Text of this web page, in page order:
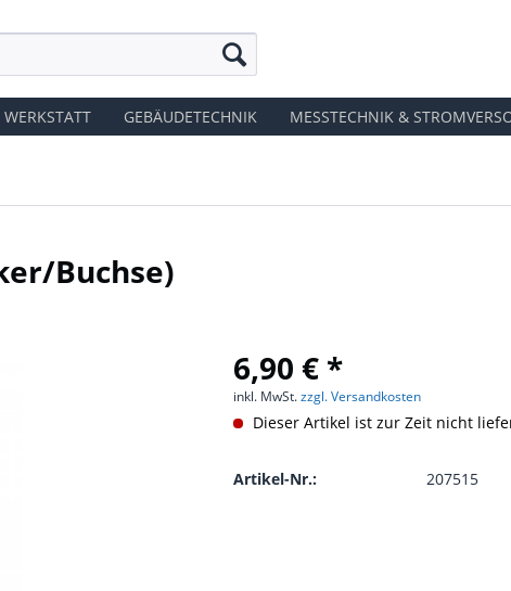
GEBÄUDETECHNIK MESSTECHNIK &
Buchse)
6,90 € *
inkl. MwSt.zzgl. Versandkosten
Dieser Artikel ist zur Zeit nicht
Artikel-Nr.: 207515